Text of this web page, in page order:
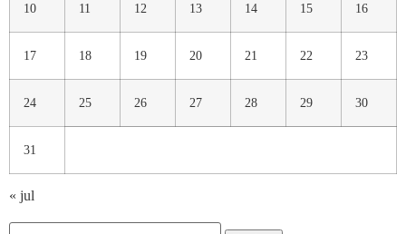
10 11 12 13 14 15 16
17 18 19 20 21 22 23
24 25 26 27 28 29 30
31
« jul